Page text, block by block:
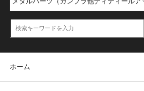
ホーム